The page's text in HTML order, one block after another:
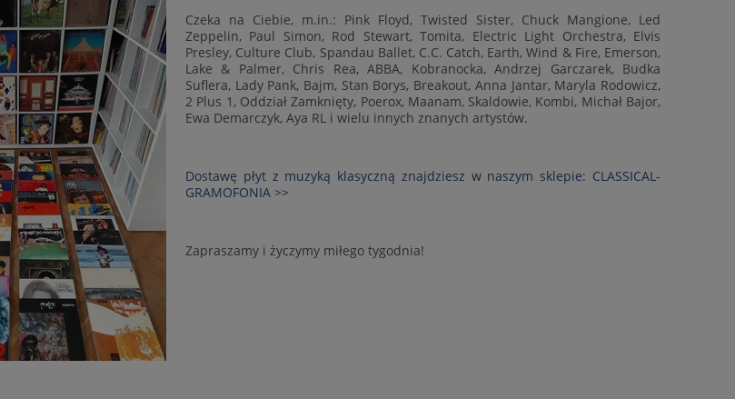
Czeka na Ciebie, m.in.: Pink Floyd, Twisted Sister, Chuck Mangione, Led
Zeppelin, Paul Simon, Rod Stewart, Tomita, Electric Light Orchestra, Elvis
Presley, Culture Club, Spandau Ballet, C.C. Catch, Earth, Wind & Fire, Emerson,
Lake & Palmer, Chris Rea, ABBA, Kobranocka, Andrzej Garczarek, Budka
Suflera, Lady Pank, Bajm, Stan Borys, Breakout, Anna Jantar, Maryla Rodowicz,
2 Plus 1, Oddział Zamknięty, Poerox, Maanam, Skaldowie, Kombi, Michał Bajor,
Ewa Demarczyk, Aya RL i wielu innych znanych artystów.
Dostawę płyt z muzyką klasyczną znajdziesz w naszym sklepie: CLASSICAL-
GRAMOFONIA >>
Zapraszamy i życzymy miłego tygodnia!